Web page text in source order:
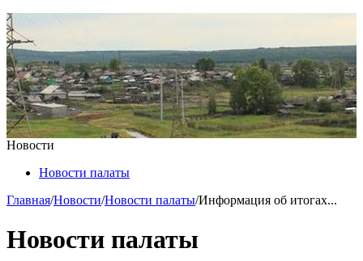
Новости
Новости палаты
Главная/Новости/Новости палаты/Информация об итогах...
Новости палаты